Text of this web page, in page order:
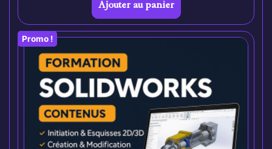
Ajouter au panier
Promo !